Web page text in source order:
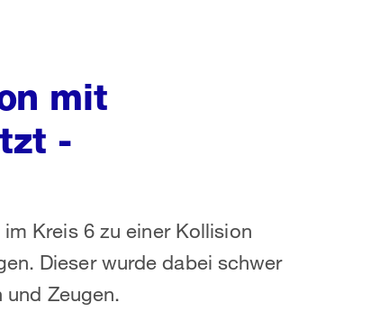
mit
-
Kreis 6 zu einer Kollision
Dieser wurde dabei schwer
Zeugen.